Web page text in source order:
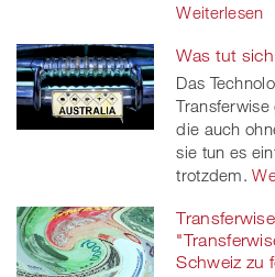
Weiterlesen
Was tut
Das
Transferwise
die auch
sie tun es
trotzdem.
Schweiz zu